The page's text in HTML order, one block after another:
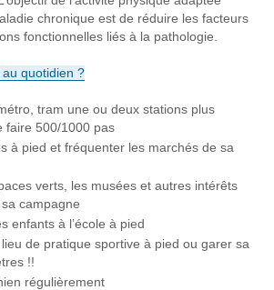
chronique est de réduire les facteurs
fonctionnelles liés à la pathologie.
quotidien ?
tram une ou deux stations plus
faire 500/1000 pas
à pied et fréquenter les marchés de sa
verts, les musées et autres intérêts
campagne
enfants à l’école à pied
de pratique sportive à pied ou garer sa
!!
régulièrement